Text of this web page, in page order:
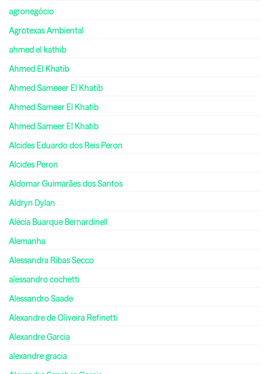
agronegócio
Agrotexas Ambiental
ahmed el kathib
Ahmed El Khatib
Ahmed Sameeer El Khatib
Ahmed Sameer El Khatib
Ahmed Sameer El Khatib
Alcides Eduardo dos Reis Peron
Alcides Peron
Aldomar Guimarães dos Santos
Aldryn Dylan
Alécia Buarque Bernardinell
Alemanha
Alessandra Ribas Secco
alessandro cochetti
Alessandro Saade
Alexandre de Oliveira Refinetti
Alexandre Garcia
alexandre gracia